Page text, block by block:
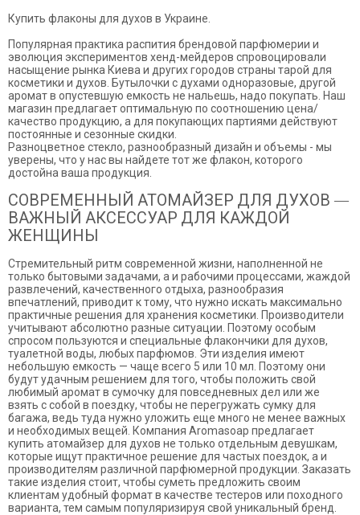
Купить флаконы для духов в Украине.
Популярная практика распития брендовой парфюмерии и
эволюция экспериментов хенд-мейдеров спровоцировали
насыщение рынка Киева и других городов страны тарой для
косметики и духов. Бутылочки с духами одноразовые, другой
аромат в опустевшую емкость не нальешь, надо покупать. Наш
магазин предлагает оптимальную по соотношению цена/
качество продукцию, а для покупающих партиями действуют
постоянные и сезонные скидки.
Разноцветное стекло, разнообразный дизайн и объемы - мы
уверены, что у нас вы найдете тот же флакон, которого
достойна ваша продукция.
СОВРЕМЕННЫЙ АТОМАЙЗЕР ДЛЯ ДУХОВ —
ВАЖНЫЙ АКСЕССУАР ДЛЯ КАЖДОЙ
ЖЕНЩИНЫ
Стремительный ритм современной жизни, наполненной не
только бытовыми задачами, а и рабочими процессами, жаждой
развлечений, качественного отдыха, разнообразия
впечатлений, приводит к тому, что нужно искать максимально
практичные решения для хранения косметики. Производители
учитывают абсолютно разные ситуации. Поэтому особым
спросом пользуются и специальные флакончики для духов,
туалетной воды, любых парфюмов. Эти изделия имеют
небольшую емкость — чаще всего 5 или 10 мл. Поэтому они
будут удачным решением для того, чтобы положить свой
любимый аромат в сумочку для повседневных дел или же
взять с собой в поездку, чтобы не перегружать сумку для
багажа, ведь туда нужно уложить еще много не менее важных
и необходимых вещей. Компания Aromasoap предлагает
купить атомайзер для духов не только отдельным девушкам,
которые ищут практичное решение для частых поездок, а и
производителям различной парфюмерной продукции. Заказать
такие изделия стоит, чтобы суметь предложить своим
клиентам удобный формат в качестве тестеров или походного
варианта, тем самым популяризируя свой уникальный бренд.